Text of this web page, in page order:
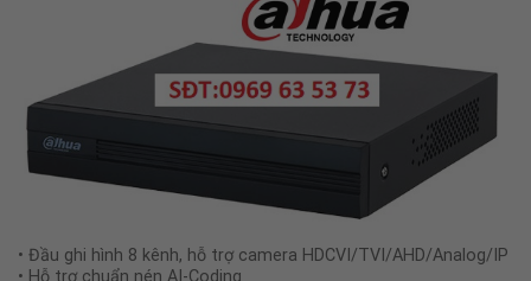
• Đầu ghi hình 8 kênh, hỗ trợ camera HDCVI/TVI/AHD/Analog/IP